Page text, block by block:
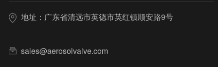
地址：广东省清远市英德市英红镇顺安路9号
sales@aerosolvalve.com